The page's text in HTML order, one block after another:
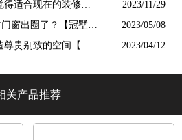
适合现在的装修吗?
2023/11/29
窗出圈了？【冠墅阳
2023/05/08
2023/04/12
关产品推荐